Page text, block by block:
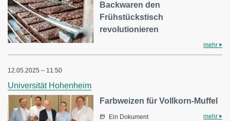
Backwaren den
Frühstückstisch
revolutionieren
mehr
12.05.2025 – 11:50
Universität Hohenheim
Farbweizen für Vollkorn-Muffel
Ein Dokument mehr